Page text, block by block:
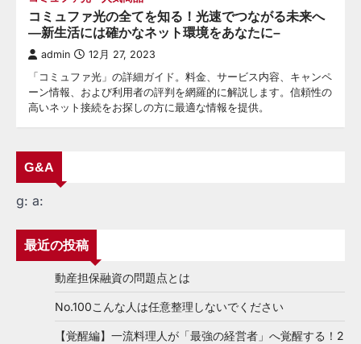
コミュファ光の全てを知る！光速でつながる未来へ
—新生活には確かなネット環境をあなたに–
admin 12月 27, 2023
「コミュファ光」の詳細ガイド。料金、サービス内容、キャンペ
ーン情報、および利用者の評判を網羅的に解説します。信頼性の
高いネット接続をお探しの方に最適な情報を提供。
G&A
g: a:
最近の投稿
動産担保融資の問題点とは
No.100こんな人は任意整理しないでください
【覚醒編】一流料理人が「最強の経営者」へ覚醒する！2